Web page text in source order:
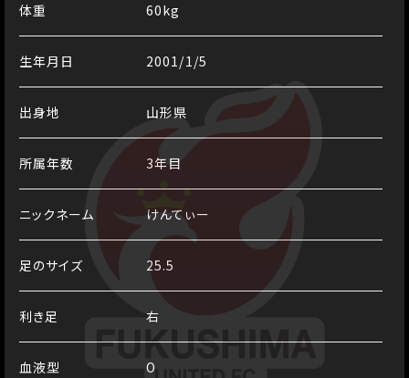
体重 60kg
生年月日 2001/1/5
出身地 山形県
所属年数 3年目
ニックネーム けんてぃー
足のサイズ 25.5
利き足 右
血液型 O